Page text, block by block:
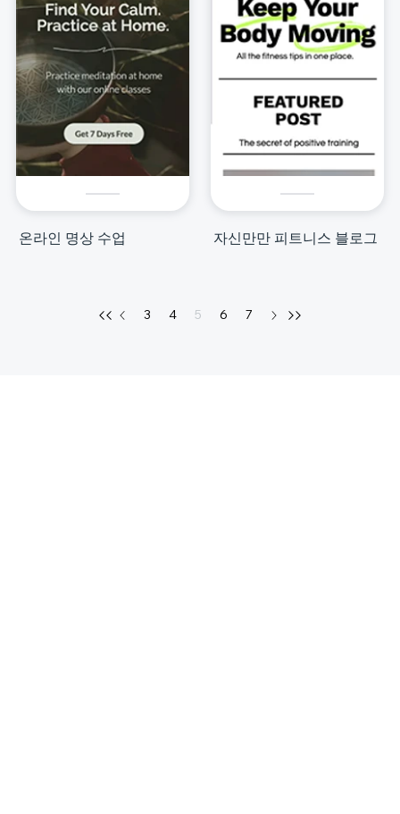
온라인 명상 수업 자신만만 피트니스 블로그
3 4 5 6 7